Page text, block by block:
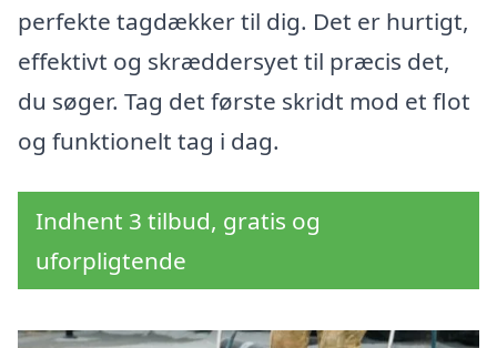
perfekte tagdækker til dig. Det er hurtigt,
effektivt og skræddersyet til præcis det,
du søger. Tag det første skridt mod et flot
og funktionelt tag i dag.
Indhent 3 tilbud, gratis og
uforpligtende